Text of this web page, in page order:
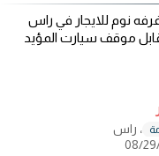
2غرفه نوم للايجار في راس
موقف سيارت المؤيد
، راس